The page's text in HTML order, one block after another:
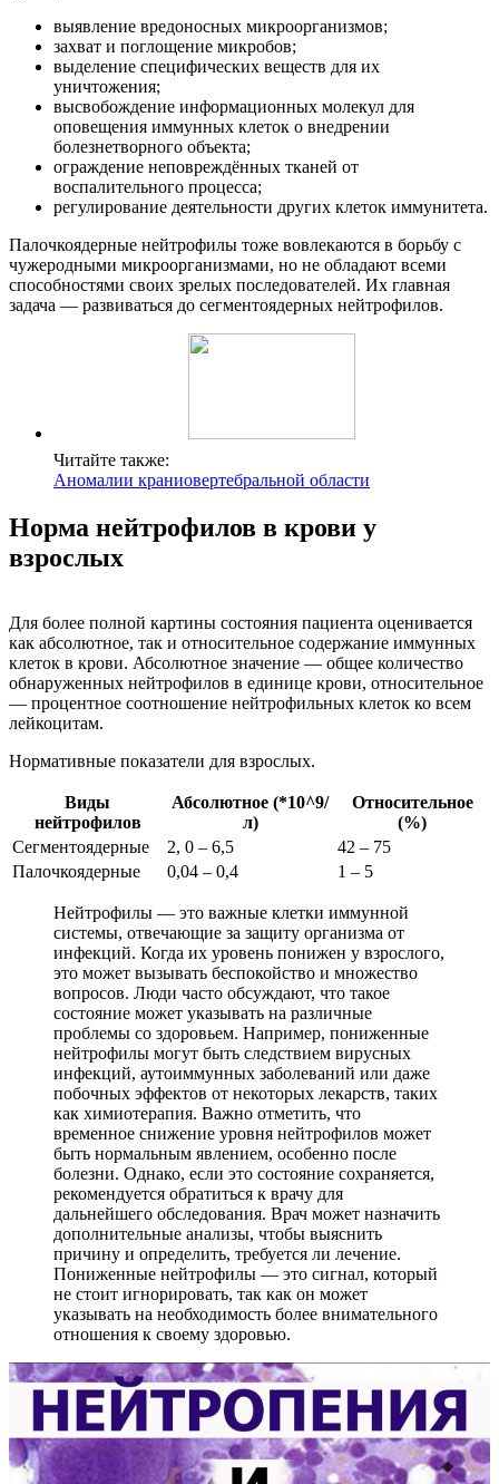
выявление вредоносных микроорганизмов;
захват и поглощение микробов;
выделение специфических веществ для их
уничтожения;
высвобождение информационных молекул для
оповещения иммунных клеток о внедрении
болезнетворного объекта;
ограждение неповреждённых тканей от
воспалительного процесса;
регулирование деятельности других клеток иммунитета.
Палочкоядерные нейтрофилы тоже вовлекаются в борьбу с
чужеродными микроорганизмами, но не обладают всеми
способностями своих зрелых последователей. Их главная
задача — развиваться до сегментоядерных нейтрофилов.
Читайте также:
Аномалии краниовертебральной области
Норма нейтрофилов в крови у
взрослых
Для более полной картины состояния пациента оценивается
как абсолютное, так и относительное содержание иммунных
клеток в крови. Абсолютное значение — общее количество
обнаруженных нейтрофилов в единице крови, относительное
— процентное соотношение нейтрофильных клеток ко всем
лейкоцитам.
Нормативные показатели для взрослых.
Виды
нейтрофилов
Абсолютное (*10^9/
л)
Относительное
(%)
Сегментоядерные
2, 0 – 6,5
42 – 75
Палочкоядерные
0,04 – 0,4 1 – 5
Нейтрофилы — это важные клетки иммунной
системы, отвечающие за защиту организма от
инфекций. Когда их уровень понижен у взрослого,
это может вызывать беспокойство и множество
вопросов. Люди часто обсуждают, что такое
состояние может указывать на различные
проблемы со здоровьем. Например, пониженные
нейтрофилы могут быть следствием вирусных
инфекций, аутоиммунных заболеваний или даже
побочных эффектов от некоторых лекарств, таких
как химиотерапия. Важно отметить, что
временное снижение уровня нейтрофилов может
быть нормальным явлением, особенно после
болезни. Однако, если это состояние сохраняется,
рекомендуется обратиться к врачу для
дальнейшего обследования. Врач может назначить
дополнительные анализы, чтобы выяснить
причину и определить, требуется ли лечение.
Пониженные нейтрофилы — это сигнал, который
не стоит игнорировать, так как он может
указывать на необходимость более внимательного
отношения к своему здоровью.